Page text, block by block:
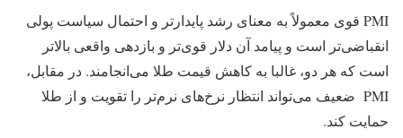
PMI قوی معمولاً به‌ معنای رشد پایدارتر و احتمال سیاست پولی
انقباضی‌تر است و پیامد آن دلار قوی‌تر و بازدهی واقعی بالاتر
است که هر دو، غالبا به کاهش قیمت طلا می‌انجامند. در مقابل،
PMI ضعیف می‌تواند انتظار نرخ‌های نرم‌تر را تقویت و از طلا
حمایت کند.